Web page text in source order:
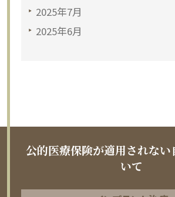
2025年7月
2025年6月
公的医療保険が適用されない
いて